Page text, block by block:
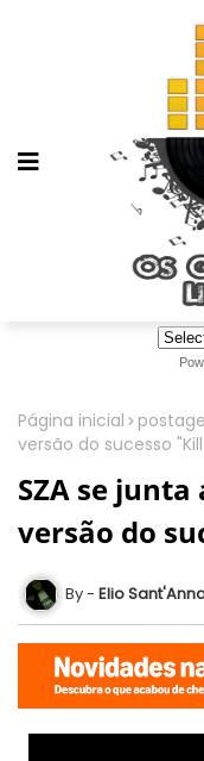
Página inicial
versão do sucesso "Kill
SZA se
versão do
Elio